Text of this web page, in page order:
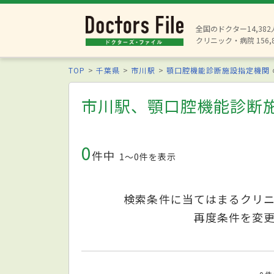
全国のドクター14,382
クリニック・病院
TOP 千葉県 市川駅 顎口腔機能診断施設指定機関
市川駅、顎口腔機能診断
0件中 1〜0件を表示
検索条件に当てはまるクリ
再度条件を変